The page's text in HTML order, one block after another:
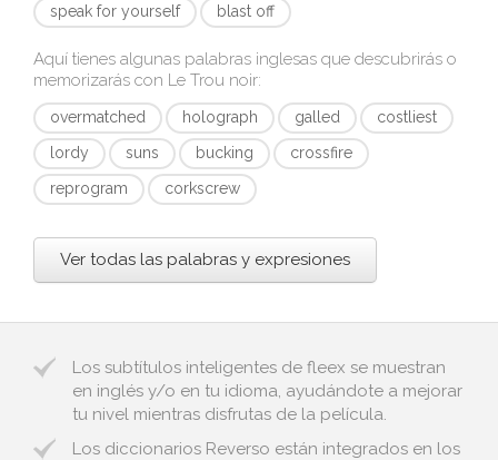
speak for yourself
blast off
Aquí tienes algunas palabras inglesas que descubrirás o
memorizarás con Le Trou noir:
overmatched holograph galled
costliest
lordy
suns bucking
crossfire
reprogram
corkscrew
Ver todas las palabras y expresiones
Los subtítulos inteligentes de fleex se muestran
en inglés y/o en tu idioma, ayudándote a mejorar
tu nivel mientras disfrutas de la película.
Los diccionarios Reverso están integrados en los